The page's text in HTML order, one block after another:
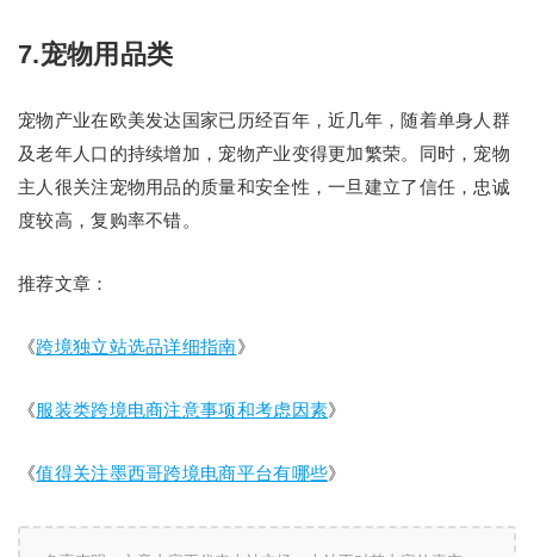
7.宠物用品类
宠物产业在欧美发达国家已历经百年，近几年，随着单身人群
及老年人口的持续增加，宠物产业变得更加繁荣。同时，宠物
主人很关注宠物用品的质量和安全性，一旦建立了信任，忠诚
度较高，复购率不错。
推荐文章：
《跨境独立站选品详细指南》
《服装类跨境电商注意事项和考虑因素》
《值得关注墨西哥跨境电商平台有哪些》